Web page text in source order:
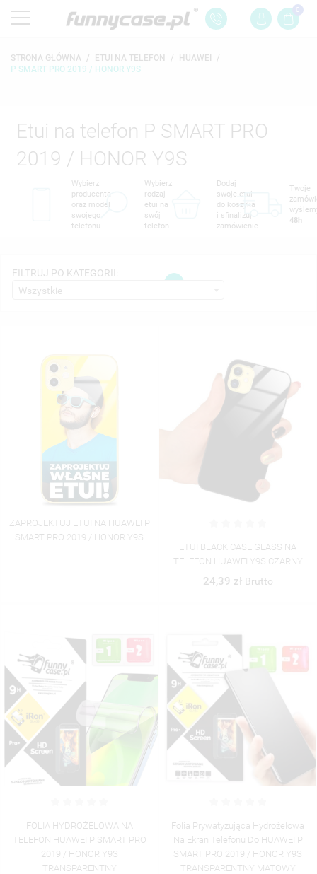
0
STRONA GŁÓWNA ETUI NA TELEFON
HUAWEI
P SMART PRO 2019 / HONOR Y9S
Etui na telefon P SMART PRO
2019 / HONOR Y9S
Wybierz
producenta
oraz model
swojego
telefonu
Wybierz
rodzaj
etui na
swój
telefon
Dodaj
swoje etui
do koszyka
i sfinalizuj
zamówienie
Twoje
48h
FILTRUJ PO KATEGORII:
Wszystkie
1
ZAPROJEKTUJ ETUI NA HUAWEI P
SMART PRO 2019 / HONOR Y9S
ETUI BLACK CASE GLASS NA
TELEFON HUAWEI Y9S CZARNY
24,39 zł Brutto
FOLIA HYDROŻELOWA NA
TELEFON HUAWEI P SMART PRO
2019 / HONOR Y9S
TRANSPARENTNY
Folia Prywatyzująca Hydrożelowa
Na Ekran Telefonu Do HUAWEI P
SMART PRO 2019 / HONOR Y9S
TRANSPARENTNY MATOWY